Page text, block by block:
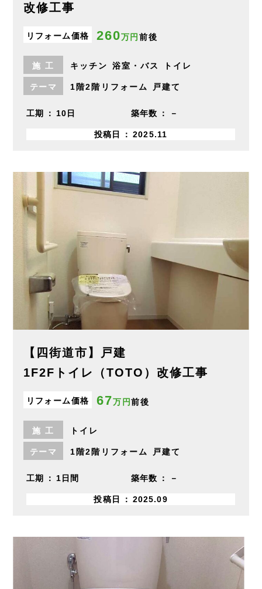
改修工事
リフォーム価格 260万円 前後
施 工 キッチン 浴室・バス トイレ
テーマ 1階2階リフォーム 戸建て
工期 10日 築年数 －
投稿日 2025.11
【四街道市】戸建
1F2Fトイレ（TOTO）改修工事
リフォーム価格 67万円前後
施工 トイレ
テーマ 1階2階リフォーム 戸建て
工期 1日間 築年数 －
投稿日 2025.09